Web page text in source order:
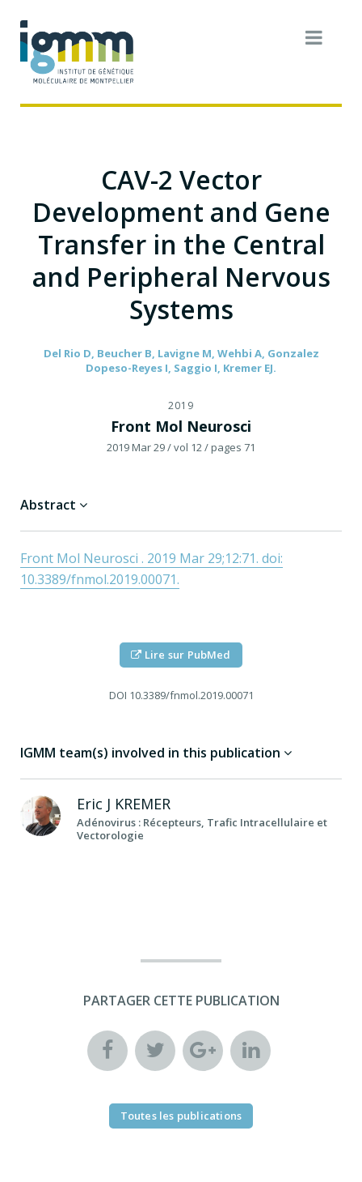
CAV-2 Vector
Development and Gene
Transfer in the Central
and Peripheral Nervous
Systems
Del Rio D, Beucher B, Lavigne M, Wehbi A, Gonzalez
Dopeso-Reyes I, Saggio I, Kremer EJ.
2019
Front Mol Neurosci
2019 Mar 29/ vol 12/ pages 71
Abstract
Front Mol Neurosci . 2019 Mar 29;12:71. doi:
10.3389/fnmol.2019.00071.
Lire sur PubMed
DOI 10.3389/fnmol.2019.00071
IGMM team(s) involved in this publication
Eric J KREMER
Adénovirus : Récepteurs, Trafic Intracellulaire et
Vectorologie
PARTAGER CETTE PUBLICATION
Toutes les publications